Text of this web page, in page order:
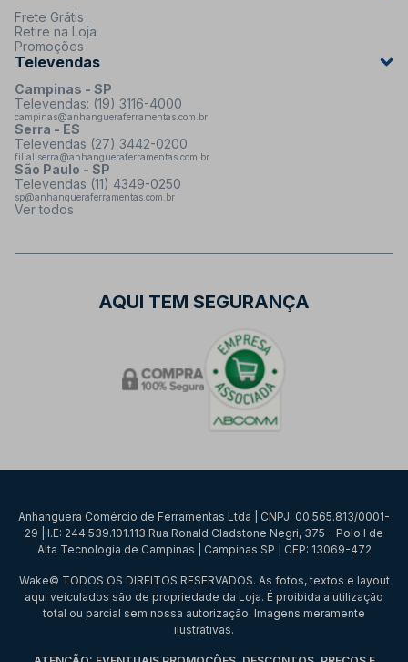
Frete Grátis
Retire na Loja
Promoções
Televendas
Campinas - SP
Televendas: (19) 3116-4000
campinas@anhangueraferramentas.com.br
Serra - ES
Televendas (27) 3442-0200
filial.serra@anhangueraferramentas.com.br
São Paulo - SP
Televendas (11) 4349-0250
sp@anhangueraferramentas.com.br
Ver todos
AQUI TEM SEGURANÇA
Anhanguera Comércio de Ferramentas Ltda | CNPJ: 00.565.813/0001-
29 | I.E: 244.539.101.113 Rua Ronald Cladstone Negri, 375 - Polo I de
Alta Tecnologia de Campinas | Campinas SP | CEP: 13069-472
Wake© TODOS OS DIREITOS RESERVADOS. As fotos, textos e layout
aqui veiculados são de propriedade da Loja. É proibida a utilização
total ou parcial sem nossa autorização. Imagens meramente
ilustrativas.